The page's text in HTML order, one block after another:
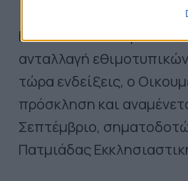
Η συνάντηση διήρκεσε
ανταλλαγή
τώρα ενδείξεις, ο
πρόσκληση και
Σεπτέμβριο,
Πατμιάδας